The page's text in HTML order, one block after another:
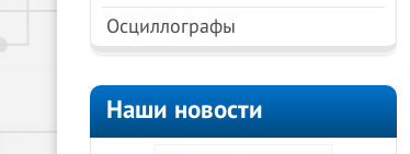
Осциллографы
Наши новости